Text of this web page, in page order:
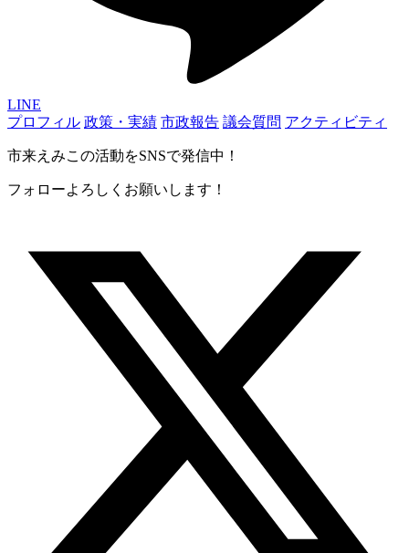
LINE
プロフィル 政策・実績 市政報告 議会質問 アクティビティ
市来えみこの活動をSNSで発信中！
フォローよろしくお願いします！